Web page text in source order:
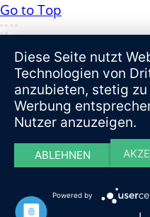
Go to Top
Diese Seite nutzt
Technologien von
anzubieten, stetig
Werbung
Nutzer anzuzeigen.
ABLEHNEN
Powered by